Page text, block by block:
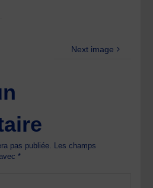
Next image
pas publiée.
Les champs
*